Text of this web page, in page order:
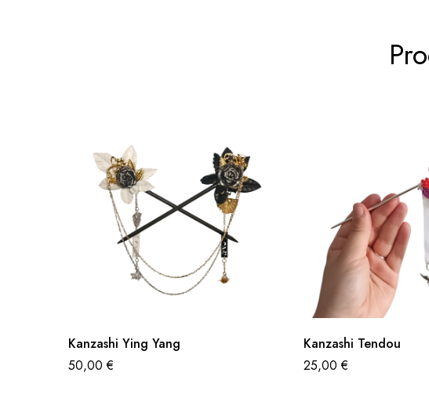
Kanzashi Ying Yang
50,00€
Kanzashi Tendou
25,00€